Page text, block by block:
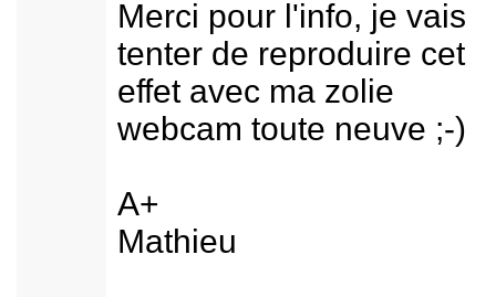
Merci pour l'info, je vais
tenter de reproduire cet
effet avec ma zolie
webcam toute neuve ;-)
A+
Mathieu